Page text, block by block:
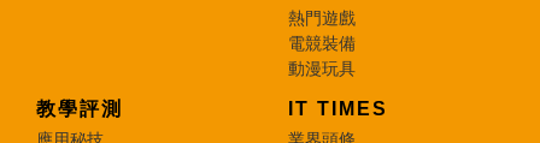
熱門遊戲
電競裝備
動漫玩具
教學評測
應用秘技
IT TIMES
業界頭條